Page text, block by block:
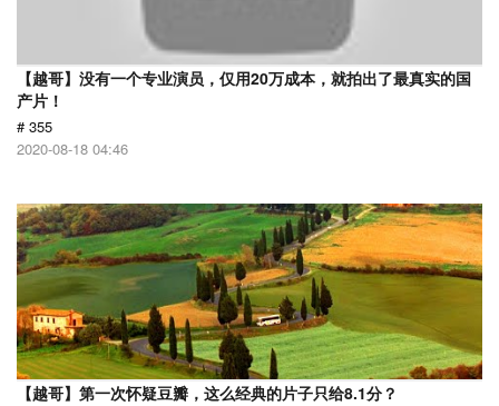
【越哥】没有一个专业演员，仅用20万成本，就拍出了最真实的国
产片！
# 355
2020-08-18 04:46
【越哥】第一次怀疑豆瓣，这么经典的片子只给8.1分？